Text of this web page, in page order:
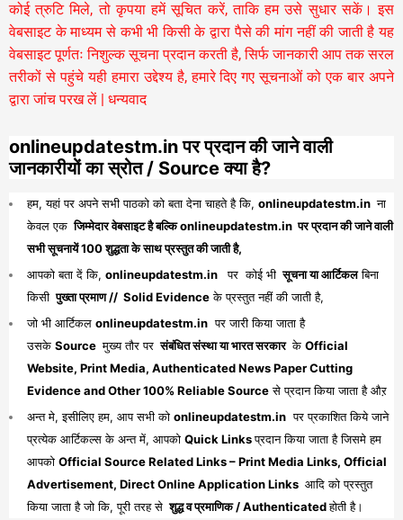
कोई त्रुटि मिले, तो कृपया हमें सूचित करें, ताकि हम उसे सुधार सकें। इस
वेबसाइट के माध्यम से कभी भी किसी के द्वारा पैसे की मांग नहीं की जाती है यह
वेबसाइट पूर्णतः निशुल्क सूचना प्रदान करती है,सिर्फ जानकारी आप तक सरल
तरीकों से पहुंचे यही हमारा उद्देश्य है, हमारे दिए गए सूचनाओं को एक बार अपने
द्वारा जांच परख लें | धन्यवाद
onlineupdatestm.in पर प्रदान की जाने वाली
जानकारीयों का स्रोत / Source क्या है?
हम, यहां पर अपने सभी पाठको को बता देना चाहते है कि, onlineupdatestm.in ना
केवल एक जिम्मेदार वेबसाइट है बल्कि onlineupdatestm.in पर प्रदान की जाने वाली
सभी सूचनायें 100 शुद्धता के साथ प्रस्तुत की जाती है,
आपको बता दें कि, onlineupdatestm.in पर कोई भी सूचना या आर्टिकलबिना
किसी पुख्ता प्रमाण // Solid Evidenceके प्रस्तुत नहीं की जाती है,
जो भी आर्टिकल onlineupdatestm.in पर जारी किया जाता है
उसके Source मुख्य तौर पर संबंधित संस्था या भारत सरकार के Official
Website, Print Media, Authenticated News Paper Cutting
Evidence and Other 100% Reliable Sourceसे प्रदान किया जाता है औऱ
अन्त मे, इसीलिए हम, आप सभी को onlineupdatestm.in पर प्रकाशित किये जाने
प्रत्येक आर्टिकल्स के अन्त में, आपको Quick Linksप्रदान किया जाता है जिसमे हम
आपको Official Source Related Links – Print Media Links, Official
Advertisement, Direct Online Application Links आदि को प्रस्तुत
किया जाता है जो कि, पूरी तरह से शुद्ध व प्रमाणिक / Authenticatedहोती है।